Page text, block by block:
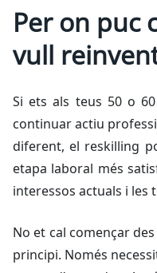
Per on puc
vull
Si ets als teus 50 o
continuar actiu
diferent, el reskilling
etapa laboral més
interessos actuals i les
No et cal començar
principi. Només